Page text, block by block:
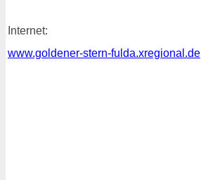
Internet:
www.goldener-stern-fulda.xregional.de